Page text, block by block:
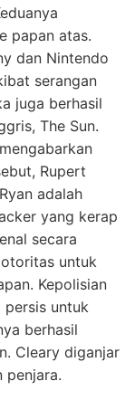
papan atas.
dan Nintendo
serangan
juga berhasil
The Sun.
Rupert
adalah
yang kerap
secara
untuk
Kepolisian
persis untuk
berhasil
Cleary diganjar
penjara.